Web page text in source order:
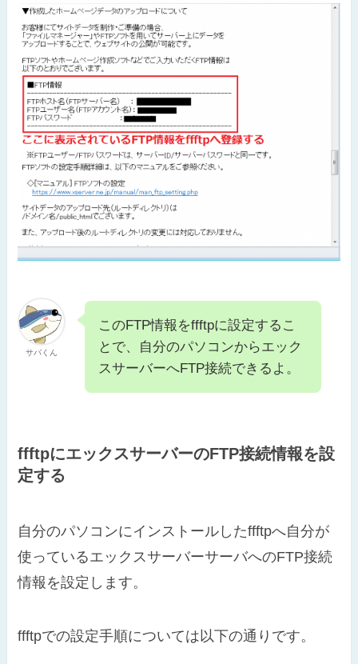
サバくん
このFTP情報をffftpに設定するこ
とで、自分のパソコンからエック
スサーバーへFTP接続できるよ。
ffftpにエックスサーバーのFTP接続情報を設
定する
自分のパソコンにインストールしたffftpへ自分が
使っているエックスサーバーサーバへのFTP接続
情報を設定します。
ffftpでの設定手順については以下の通りです。